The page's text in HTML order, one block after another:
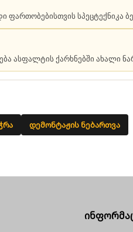
ფართობებისთვის სპეცტექნიკა
ასფალტის ქარხნებში ახალი
დემონტაჟის ნებართვა